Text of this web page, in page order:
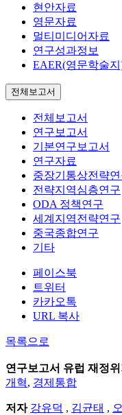
현안자료
영문자료
멀티미디어자료
연구성과정보
EAER(영문학술
전체보고서
전체보고서
연구보고서
기본연구보고서
연구자료
중장기통상전략
전략지역심층연구
ODA 정책연구
세계지역전략연구
중국종합연구
기타
페이스북
트위터
카카오톡
URL 복사
목록으로
연구보고서 유럽 재정
개혁, 경제통합
저자 강유덕 , 김균태 ,